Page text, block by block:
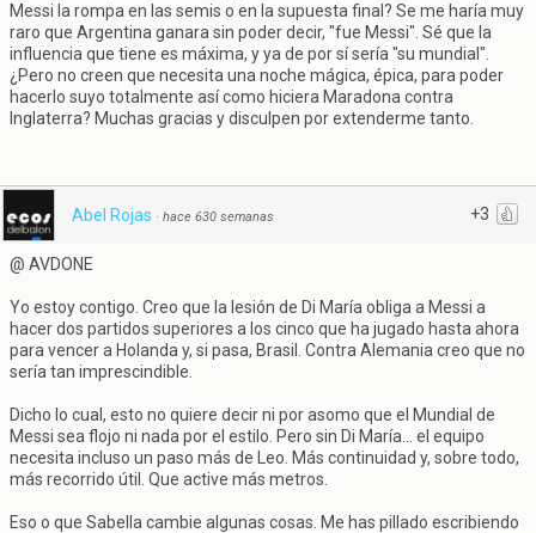
Messi la rompa en las semis o en la supuesta final? Se me haría muy
raro que Argentina ganara sin poder decir, "fue Messi". Sé que la
influencia que tiene es máxima, y ya de por sí sería "su mundial".
¿Pero no creen que necesita una noche mágica, épica, para poder
hacerlo suyo totalmente así como hiciera Maradona contra
Inglaterra? Muchas gracias y disculpen por extenderme tanto.
+3
Abel Rojas · hace 630 semanas
@ AVDONE
Yo estoy contigo. Creo que la lesión de Di María obliga a Messi a
hacer dos partidos superiores a los cinco que ha jugado hasta ahora
para vencer a Holanda y, si pasa, Brasil. Contra Alemania creo que no
sería tan imprescindible.
Dicho lo cual, esto no quiere decir ni por asomo que el Mundial de
Messi sea flojo ni nada por el estilo. Pero sin Di María... el equipo
necesita incluso un paso más de Leo. Más continuidad y, sobre todo,
más recorrido útil. Que active más metros.
Eso o que Sabella cambie algunas cosas. Me has pillado escribiendo